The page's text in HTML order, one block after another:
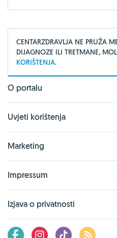
CENTARZDRAVLJA NE PRUŽA
DIJAGNOZE ILI TRETMANE,
KORIŠTENJA.
O portalu
Uvjeti korištenja
Marketing
Impressum
Izjava o privatnosti